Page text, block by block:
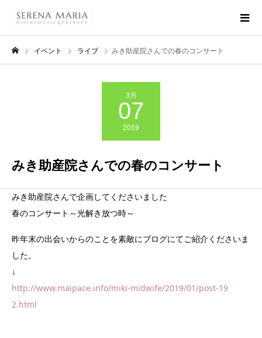
イベント ライブ みき助産院さんでの春のコンサート
3月
07
2019
みき助産院さんでの春のコンサート
みき助産院さんで企画してくださいました
春のコンサート～光解き放つ時～
昨年末の出会いからのことを素敵にブログにてご紹介くださいま
した。
↓
http://www.maipace.info/miki-midwife/2019/01/post-19
2.html